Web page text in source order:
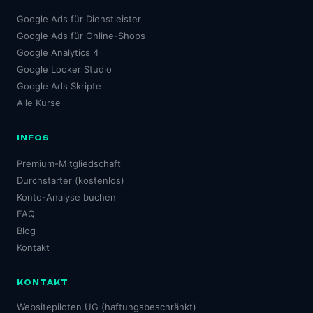
Google Ads für Dienstleister
Google Ads für Online-Shops
Google Analytics 4
Google Looker Studio
Google Ads Skripte
Alle Kurse
INFOS
Premium-Mitgliedschaft
Durchstarter (kostenlos)
Konto-Analyse buchen
FAQ
Blog
Kontakt
KONTAKT
Websitepiloten UG (haftungsbeschränkt)